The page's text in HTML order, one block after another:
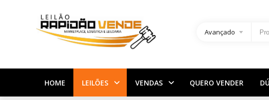
Avançado
HOME LEILÕES VENDAS QUERO VENDER